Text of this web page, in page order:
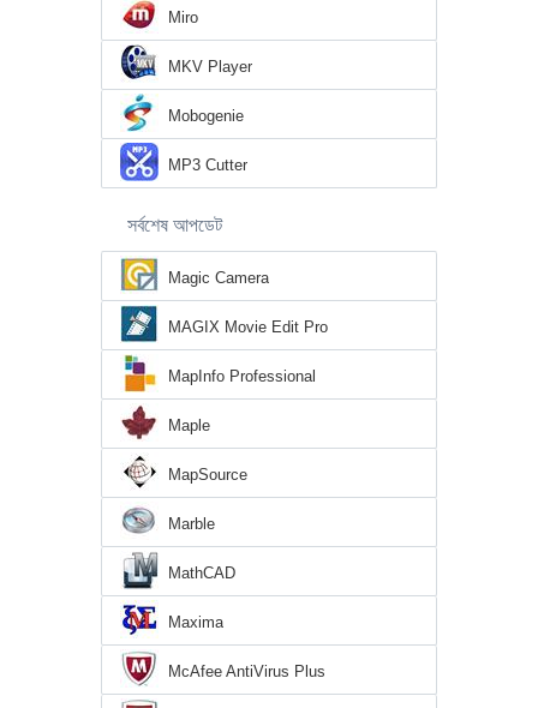
Miro
MKV Player
Mobogenie
MP3 Cutter
সর্বশেষ আপডেট
Magic Camera
MAGIX Movie Edit Pro
MapInfo Professional
Maple
MapSource
Marble
MathCAD
Maxima
McAfee AntiVirus Plus